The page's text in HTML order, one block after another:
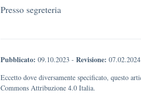
Presso segreteria
Pubblicato: 09.10.2023 - Revisione: 07.02.2024
Eccetto dove diversamente specificato, questo
Commons Attribuzione 4.0 Italia.